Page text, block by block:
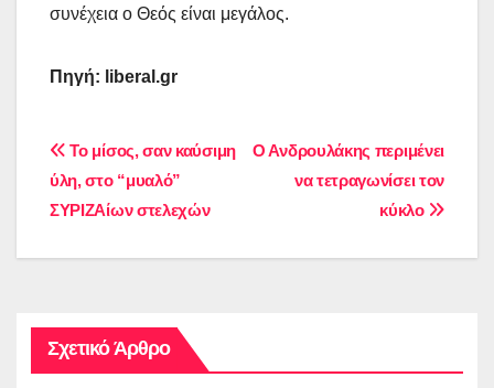
συνέχεια ο Θεός είναι μεγάλος.
Πηγή: liberal.gr
Πλοήγηση
άρθρων
Ο Ανδρουλάκης περιμένει
να τετραγωνίσει τον
κύκλο
Το μίσος, σαν καύσιμη
ύλη, στο “μυαλό”
ΣΥΡΙΖΑίων στελεχών
Σχετικό Άρθρο